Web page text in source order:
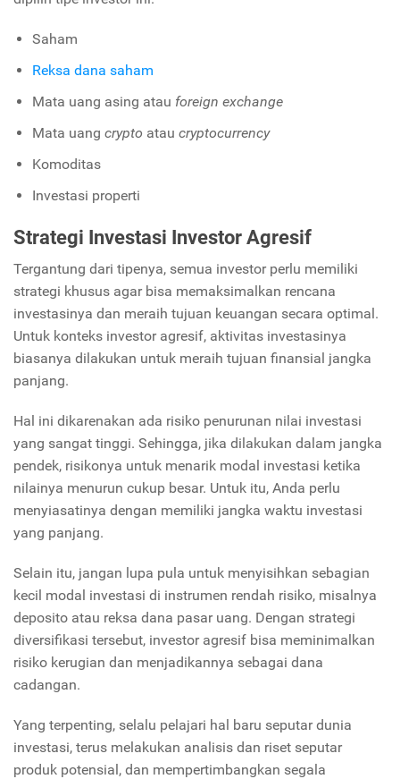
Saham
Reksa dana saham
Mata uang asing atau foreign exchange
Mata uang crypto atau cryptocurrency
Komoditas
Investasi properti
Strategi Investasi Investor Agresif
Tergantung dari tipenya, semua investor perlu memiliki
strategi khusus agar bisa memaksimalkan rencana
investasinya dan meraih tujuan keuangan secara optimal.
Untuk konteks investor agresif, aktivitas investasinya
biasanya dilakukan untuk meraih tujuan finansial jangka
panjang.
Hal ini dikarenakan ada risiko penurunan nilai investasi
yang sangat tinggi. Sehingga, jika dilakukan dalam jangka
pendek, risikonya untuk menarik modal investasi ketika
nilainya menurun cukup besar. Untuk itu, Anda perlu
menyiasatinya dengan memiliki jangka waktu investasi
yang panjang.
Selain itu, jangan lupa pula untuk menyisihkan sebagian
kecil modal investasi di instrumen rendah risiko, misalnya
deposito atau reksa dana pasar uang. Dengan strategi
diversifikasi tersebut, investor agresif bisa meminimalkan
risiko kerugian dan menjadikannya sebagai dana
cadangan.
Yang terpenting, selalu pelajari hal baru seputar dunia
investasi, terus melakukan analisis dan riset seputar
produk potensial, dan mempertimbangkan segala